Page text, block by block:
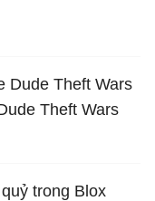
Dude Theft Wars
Theft Wars
trong Blox